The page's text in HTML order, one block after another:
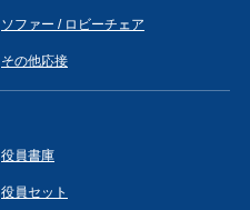
ソファー / ロビーチェア
その他応接
役員書庫
役員セット